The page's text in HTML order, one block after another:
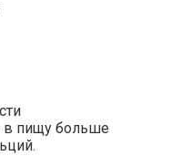
в пищу больше